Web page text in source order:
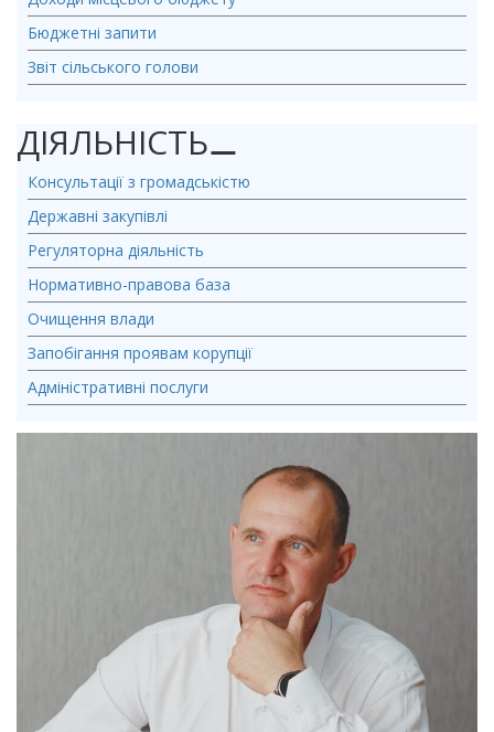
Бюджетні запити
Звіт сільського голови
ДІЯЛЬНІСТЬ⚊
Консультації з громадськістю
Державні закупівлі
Регуляторна діяльність
Нормативно-правова база
Очищення влади
Запобігання проявам корупції
Адміністративні послуги